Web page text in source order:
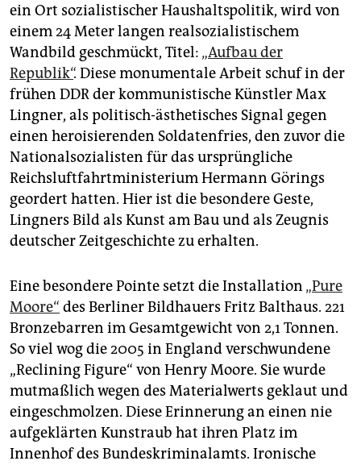
ein Ort sozialistischer Haushaltspolitik, wird von
einem 24 Meter langen realsozialistischem
Wandbild geschmückt, Titel: „Aufbau der
Republik“. Diese monumentale Arbeit schuf in der
frühen DDR der kommunistische Künstler Max
Lingner, als politisch-ästhetisches Signal gegen
einen heroisierenden Soldatenfries, den zuvor die
Nationalsozialisten für das ursprüngliche
Reichsluftfahrtministerium Hermann Görings
geordert hatten. Hier ist die besondere Geste,
Lingners Bild als Kunst am Bau und als Zeugnis
deutscher Zeitgeschichte zu erhalten.
Eine besondere Pointe setzt die Installation „Pure
Moore“ des Berliner Bildhauers Fritz Balthaus. 221
Bronzebarren im Gesamtgewicht von 2,1 Tonnen.
So viel wog die 2005 in England verschwundene
„Reclining Figure“ von Henry Moore. Sie wurde
mutmaßlich wegen des Materialwerts geklaut und
eingeschmolzen. Diese Erinnerung an einen nie
aufgeklärten Kunstraub hat ihren Platz im
Innenhof des Bundeskriminalamts. Ironische